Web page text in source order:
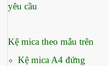
yêu cầu
Kệ mica theo mẫu trên
Kệ mica A4 đứng